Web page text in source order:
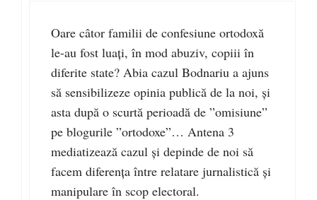
Oare câtor familii de confesiune ortodoxă
le-au fost luați, în mod abuziv, copiii în
diferite state? Abia cazul Bodnariu a ajuns
să sensibilizeze opinia publică de la noi, și
asta după o scurtă perioadă de ”omisiune”
pe blogurile ”ortodoxe”… Antena 3
mediatizează cazul și depinde de noi să
facem diferența între relatare jurnalistică și
manipulare în scop electoral.